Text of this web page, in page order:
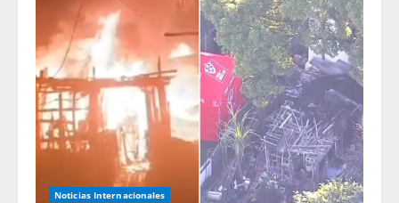
Noticias Internacionales